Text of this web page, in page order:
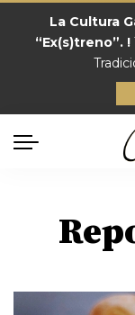
La Cultura
“Ex(s)treno”. !